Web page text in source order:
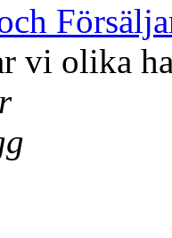
vi olika